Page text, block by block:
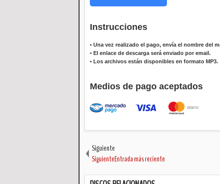
Instrucciones
• Una vez realizado el pago, envía el nombre del
• El enlace de descarga será enviado por email.
• Los archivos están disponibles en formato MP3.
Medios de pago aceptados
Siguiente
SiguienteEntrada más reciente